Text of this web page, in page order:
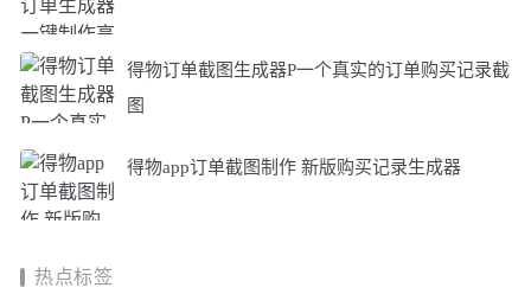
得物订单截图生成器P一个真实的订单购买记录截
图
得物app订单截图制作 新版购买记录生成器
热点标签